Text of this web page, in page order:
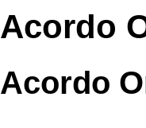
Acordo
Acordo